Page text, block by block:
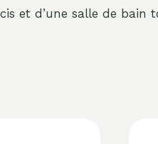
et d’une salle de